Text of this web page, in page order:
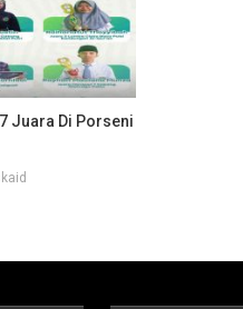
Juara Di Porseni